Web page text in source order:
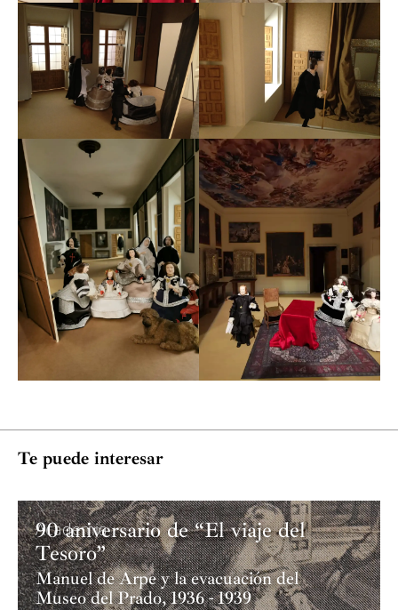
Te puede interesar
Academia
90 aniversario de “El viaje del
Tesoro”
Manuel de Arpe y la evacuación del
Museo del Prado, 1936 - 1939